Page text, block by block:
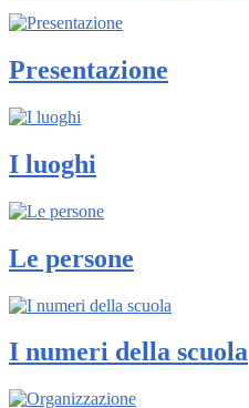
Presentazione
I luoghi
Le persone
I numeri della scuola